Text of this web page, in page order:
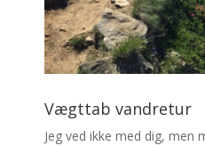
Vægttab vandretur
Jeg ved ikke med dig,